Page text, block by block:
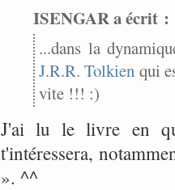
ISENGAR a écrit :
...dans la
J.R.R. Tolkien qui
vite !!! :)
J'ai lu le livre en
t'intéressera,
». ^^